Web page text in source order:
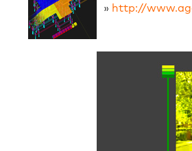
» http://